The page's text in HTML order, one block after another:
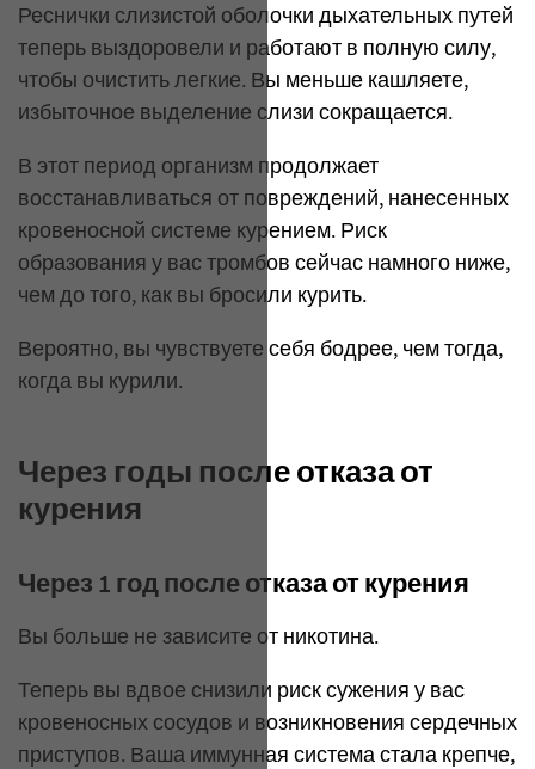
Реснички слизистой оболочки дыхательных путей
теперь выздоровели и работают в полную силу,
чтобы очистить легкие. Вы меньше кашляете,
избыточное выделение слизи сокращается.
В этот период организм продолжает
восстанавливаться от повреждений, нанесенных
кровеносной системе курением. Риск
образования у вас тромбов сейчас намного ниже,
чем до того, как вы бросили курить.
Вероятно, вы чувствуете себя бодрее, чем тогда,
когда вы курили.
Через годы после отказа от
курения
Через 1 год после отказа от курения
Вы больше не зависите от никотина.
Теперь вы вдвое снизили риск сужения у вас
кровеносных сосудов и возникновения сердечных
приступов. Ваша иммунная система стала крепче,